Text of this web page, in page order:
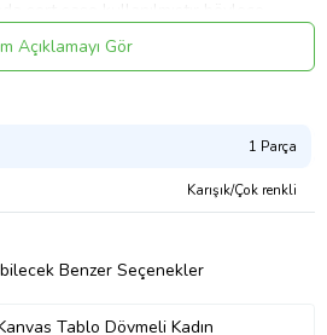
sorunlar yaşanmaz ayrıca görsel
şekilde arkaya doğru devam eder ve
kazanır.
Açıklamayı Gör
1 Parça
Karışık/Çok renkli
Benzer Seçenekler
Tablo Dövmeli Kadın